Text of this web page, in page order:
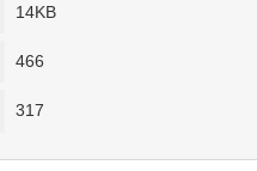
14KB
466
317